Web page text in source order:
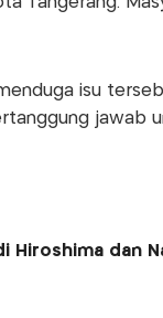
isu
jawab
Hiroshima dan